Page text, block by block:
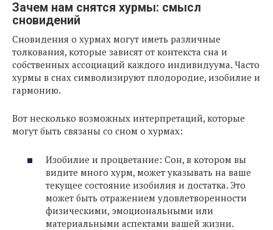
Зачем нам снятся хурмы: смысл
сновидений
Сновидения о хурмах могут иметь различные
толкования, которые зависят от контекста сна и
собственных ассоциаций каждого индивидуума. Часто
хурмы в снах символизируют плодородие, изобилие и
гармонию.
Вот несколько возможных интерпретаций, которые
могут быть связаны со сном о хурмах:
Изобилие и процветание: Сон, в котором вы
видите много хурм, может указывать на ваше
текущее состояние изобилия и достатка. Это
может быть отражением удовлетворенности
физическими, эмоциональными или
материальными аспектами вашей жизни.